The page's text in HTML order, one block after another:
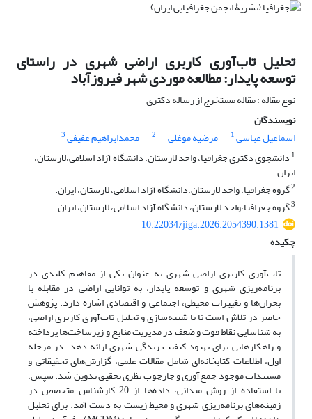
تحلیل تاب‌آوری کاربری اراضی شهری در راستای
توسعه پایدار: مطالعه موردی شهر فیروزآباد
نوع مقاله : مقاله مستخرج از رساله دکتری
نویسندگان
اسماعیل عباسی1 مرضیه موغلی 2 محمدابراهیم عفیفی3
1 دانشجوی دکتری جغرافیا، واحد لارستان، دانشگاه آزاد اسلامی،لارستان،
ایران.
2گروه جغرافیا، واحد لارستان،دانشگاه آزاد اسلامی، لارستان، ایران.
3گروه جغرافیا،واحد لارستان، دانشگاه آزاد اسلامی، لارستان، ایران.
10.22034/jiga.2026.2054390.1381
چکیده
تاب‌آوری کاربری اراضی شهری به عنوان یکی از مفاهیم کلیدی در
برنامه‌ریزی شهری و توسعه پایدار، به توانایی اراضی در مقابله با
بحران‌ها و تغییرات محیطی، اجتماعی و اقتصادی اشاره دارد. پژوهش
حاضر در تلاش است تا با شبیه‌سازی و تحلیل تاب‌آوری کاربری اراضی،
به شناسایی نقاط قوت و ضعف در مدیریت منابع و زیرساخت‌ها پرداخته
و راهکارهایی برای بهبود کیفیت زندگی شهری ارائه دهد. در مرحله
اول، اطلاعات کتابخانه‌ای شامل مقالات علمی، گزارش‌های تحقیقاتی و
مستندات موجود جمع‌آوری و چارچوب نظری تحقیق تدوین شد. سپس،
با استفاده از روش میدانی، داده‌ها از 20 کارشناس متخصص در
زمینه‌های برنامه‌ریزی شهری و محیط زیست به دست آمد. برای تحلیل